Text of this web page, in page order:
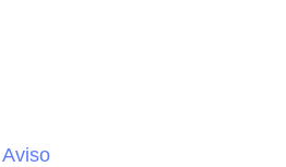
Aviso